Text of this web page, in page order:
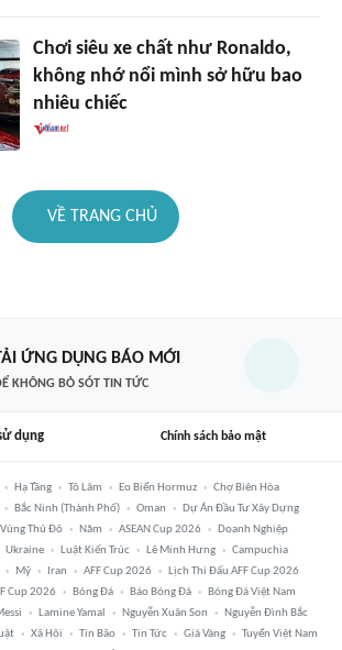
Chơi siêu xe chất như Ronaldo,
không nhớ nổi mình sở hữu bao
nhiêu chiếc
VỀ TRANG CHỦ
ỨNG DỤNG BÁO MỚI
KHÔNG BỎ SÓT TIN TỨC
dụng Chính sách bảo mật
Hạ Tầng Tô Lâm Eo Biển Hormuz
Chợ Biên Hòa
Bắc Ninh (thành Phố) Oman
Dự Án Đầu Tư Xây Dựng
Vùng Thủ Đô Năm ASEAN Cup 2026
Doanh Nghiệp
Ukraine Luật Kiến Trúc Lê Minh Hưng
Campuchia
Mỹ Iran AFF Cup 2026
Lịch Thi Đấu AFF Cup 2026
Cup 2026
Bóng Đá Báo Bóng Đá
Bóng Đá Việt Nam
Lamine Yamal Nguyễn Xuân Son
Nguyễn Đình Bắc
Xã Hội Tin Bão Tin Tức Giá Vàng
Tuyển Việt Nam